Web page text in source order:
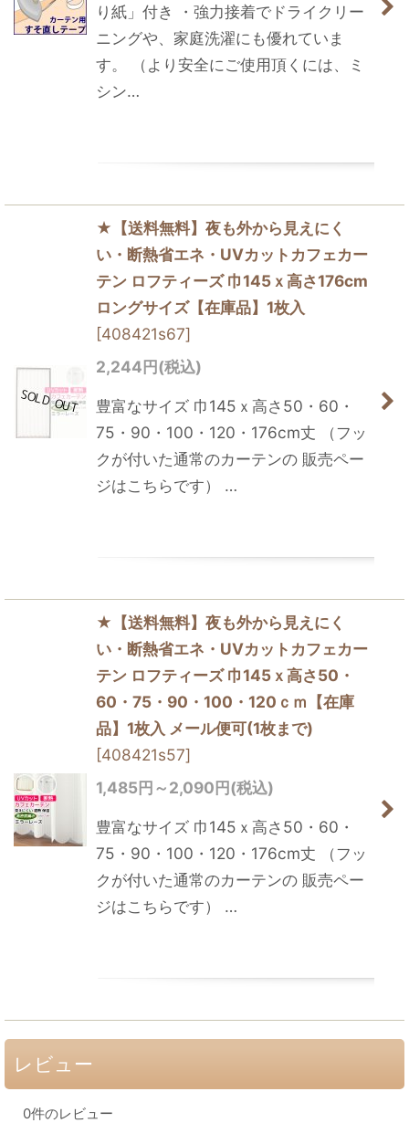
り紙」付き ・強力接着でドライクリー
ニングや、家庭洗濯にも優れていま
す。 （より安全にご使用頂くには、ミ
シン…
★【送料無料】夜も外から見えにく
い・断熱省エネ・UVカットカフェカー
テン ロフティーズ 巾145ｘ高さ176cm
ロングサイズ【在庫品】1枚入
[408421s67]
2,244円(税込)
豊富なサイズ 巾145ｘ高さ50・60・
75・90・100・120・176cm丈 （フッ
クが付いた通常のカーテンの 販売ペー
ジはこちらです） …
★【送料無料】夜も外から見えにく
い・断熱省エネ・UVカットカフェカー
テン ロフティーズ 巾145ｘ高さ50・
60・75・90・100・120ｃｍ【在庫
品】1枚入 メール便可(1枚まで)
[408421s57]
1,485円 ～2,090円(税込)
豊富なサイズ 巾145ｘ高さ50・60・
75・90・100・120・176cm丈 （フッ
クが付いた通常のカーテンの 販売ペー
ジはこちらです） …
レビュー
0件のレビュー